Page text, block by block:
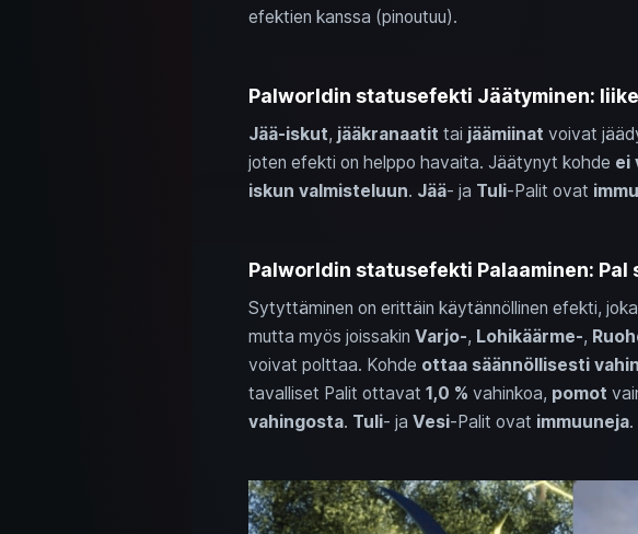
efektien kanssa (pinoutuu).
Palworldin statusefekti Jäätyminen:
Jää‑iskut, jääkranaatit tai jäämiinat voivat
joten efekti on helppo havaita. Jäätynyt kohde ei
iskun valmisteluun. Jää‑ ja Tuli‑Palit ovat
Palworldin statusefekti Palaaminen: Pal
Sytyttäminen on erittäin käytännöllinen efekti,
mutta myös joissakin Varjo‑, Lohikäärme‑,
voivat polttaa. Kohde ottaa säännöllisesti
tavalliset Palit ottavat 1,0 % vahinkoa, pomot
vahingosta. Tuli‑ ja Vesi‑Palit ovat immuuneja.